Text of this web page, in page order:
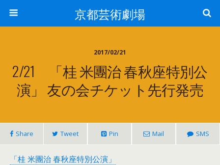
京都芸術劇場
2017/02/21
2/21 「桂 米團治 春秋座特別公
演」 友の会チケット先行発売
Share Tweet Pin Mail SMS
「桂 米團治 春秋座特別公演」